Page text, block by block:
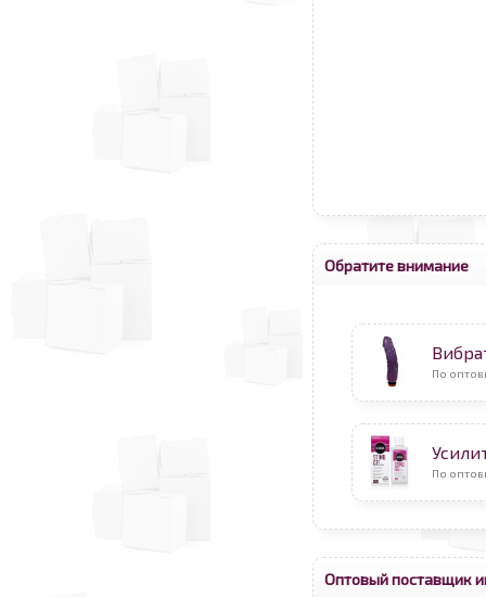
Обратите внимание
По
По
Оптовый поставщик